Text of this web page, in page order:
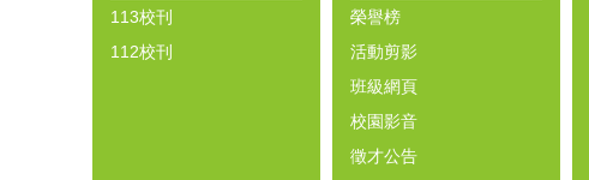
113校刊
112校刊
榮譽榜
活動剪影
班級網頁
校園影音
徵才公告